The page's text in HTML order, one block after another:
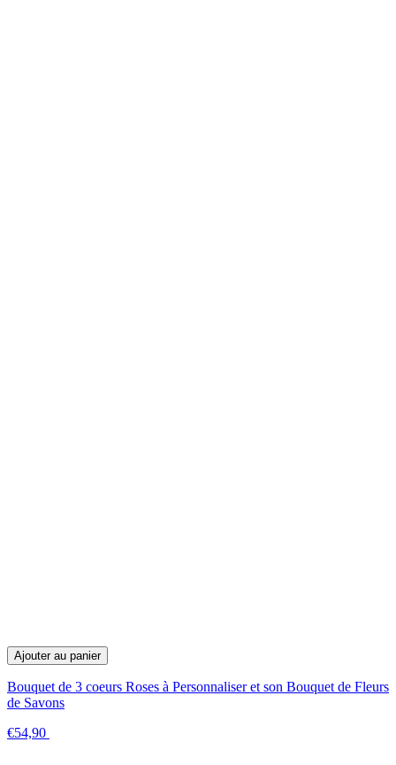
Ajouter au panier
Bouquet de 3 coeurs Roses à Personnaliser et son Bouquet de Fleurs
de Savons
€54,90